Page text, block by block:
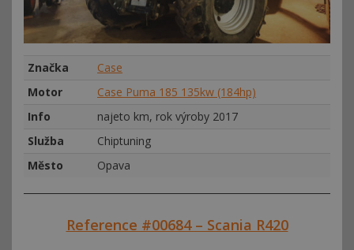
Značka
Case
Motor
Case Puma 185 135kw (184hp)
Info
najeto km, rok výroby 2017
Služba
Chiptuning
Město
Opava
Reference #00684 – Scania R420